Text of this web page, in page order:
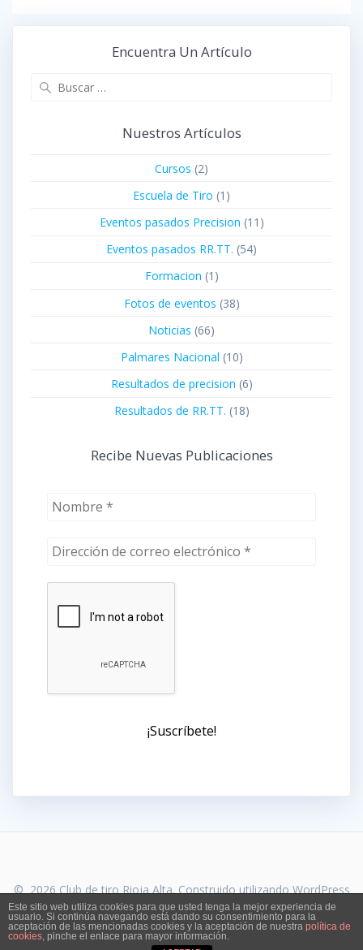
Encuentra Un Artículo
Nuestros Artículos
Cursos (2)
Escuela de Tiro (1)
Eventos pasados Precision (11)
Eventos pasados RR.TT. (54)
Formacion (1)
Fotos de eventos (38)
Noticias (66)
Palmares Nacional (10)
Resultados de precision (6)
Resultados de RR.TT. (18)
Recibe Nuevas Publicaciones
© 2026 Club de tiro Rioja Alta. Construido utilizando WordPress
y elHighlight Theme
Este sitio web utiliza cookies para que usted tenga la mejor experiencia de
usuario. Si continúa navegando está dando su consentimiento para la
aceptación de las mencionadas cookies y la aceptación de nuestra política de
cookies, pinche el enlace para mayor información.